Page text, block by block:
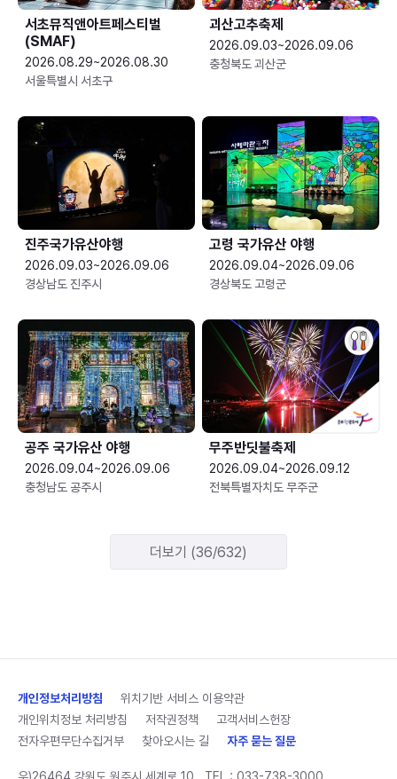
서초뮤직앤아트페스티벌
(SMAF)
2026.08.29~2026.08.30
서울특별시 서초구
괴산고추축제
2026.09.03~2026.09.06
충청북도 괴산군
진주국가유산야행
2026.09.03~2026.09.06
경상남도 진주시
고령 국가유산 야행
2026.09.04~2026.09.06
경상북도 고령군
공주 국가유산 야행
2026.09.04~2026.09.06
충청남도 공주시
무주반딧불축제
2026.09.04~2026.09.12
전북특별자치도 무주군
더보기 (36/632)
개인정보처리방침
위치기반 서비스 이용약관
개인위치정보 처리방침
저작권정책
고객서비스헌장
전자우편무단수집거부
찾아오시는 길 자주 묻는 질문